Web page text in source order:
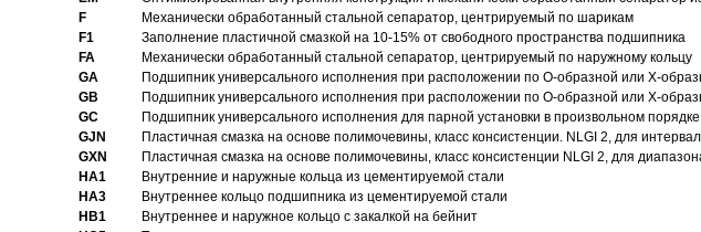
F
Механически обработанный стальной сепаратор, центрируемый по шарикам
F1
Заполнение пластичной смазкой на 10-15% от свободного пространства подшипника
FA
Механически обработанный стальной сепаратор, центрируемый по наружному кольцу
GA
Подшипник универсального исполнения при расположении по О-образной или Х-
GB
Подшипник универсального исполнения при расположении по О-образной или Х-
GC
Подшипник универсального исполнения для парной установки в произвольном
GJN
Пластичная смазка на основе полимочевины, класс консистенции. NLGI 2, для
GXN
Пластичная смазка на основе полимочевины, класс консистенции NLGI 2, для
HA1
Внутренние и наружные кольца из цементируемой стали
HA3
Bнутреннее кольцо подшипника из цементируемой стали
HB1
Bнутреннее и наружное кольцо с закалкой на бейнит